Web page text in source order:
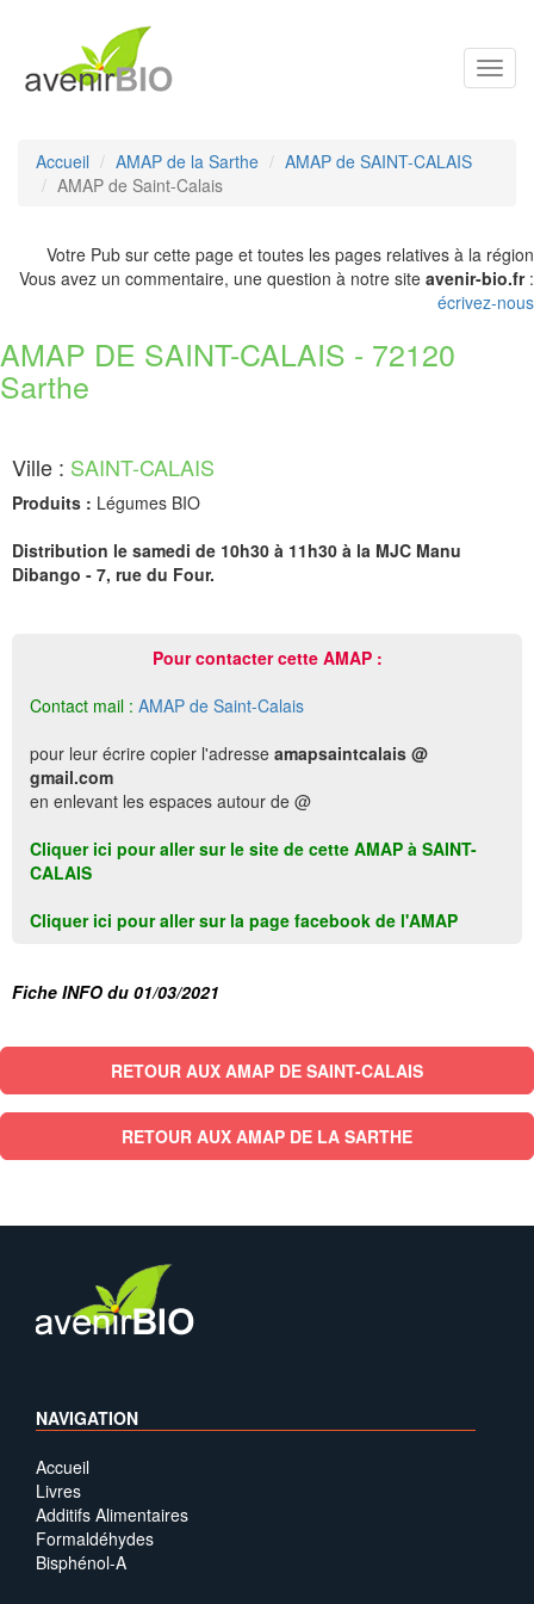
Accueil AMAP de la Sarthe
AMAP de SAINT-CALAIS
AMAP de Saint-Calais
Votre Pub sur cette page et toutes les pages relatives à la région
Vous avez un commentaire, une question à notre site avenir-bio.fr:
écrivez-nous
AMAP DE SAINT-CALAIS - 72120
Sarthe
Ville : SAINT-CALAIS
Produits : Légumes BIO
Distribution le samedi de 10h30 à 11h30 à la MJC Manu
Dibango - 7, rue du Four.
Pour contacter cette AMAP :
Contact mail : AMAP de Saint-Calais
pour leur écrire copier l'adresse amapsaintcalais @
gmail.com
en enlevant les espaces autour de @
Cliquer ici pour aller sur le site de cette AMAP à SAINT-
CALAIS
Cliquer ici pour aller sur la page facebook de l'AMAP
Fiche INFO du 01/03/2021
RETOUR AUX AMAP DE SAINT-CALAIS
RETOUR AUX AMAP DE LA SARTHE
NAVIGATION
Accueil
Livres
Additifs Alimentaires
Formaldéhydes
Bisphénol-A